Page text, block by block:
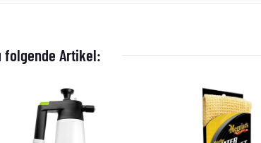
folgende Artikel: